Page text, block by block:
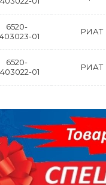
ПОВОРОТНЫЙ
Д.102*86
Г.КАЗАНЬ
6520-
01
РИАТ
6520-
01
РИАТ